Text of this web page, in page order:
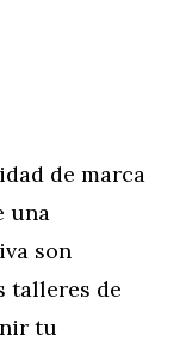
de marca
una
son
talleres de
tu